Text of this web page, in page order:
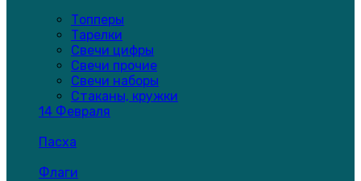
Топперы
Тарелки
Свечи цифры
Свечи прочие
Свечи наборы
Стаканы, кружки
14 Февраля
Пасха
Флаги